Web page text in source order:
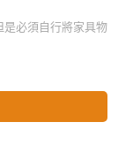
是必須自行將家具物